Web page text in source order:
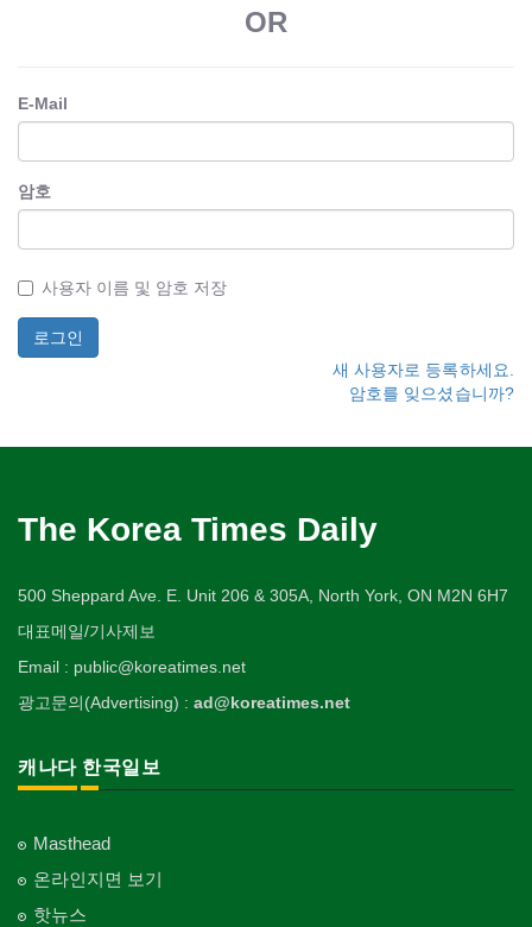
OR
E-Mail
암호
사용자 이름 및 암호 저장
새 사용자로 등록하세요.
암호를 잊으셨습니까?
The Korea Times Daily
500 Sheppard Ave. E. Unit 206 & 305A, North York, ON M2N 6H7
대표메일/기사제보
Email : public@koreatimes.net
광고문의(Advertising) : ad@koreatimes.net
캐나다 한국일보
Masthead
온라인지면 보기
핫뉴스